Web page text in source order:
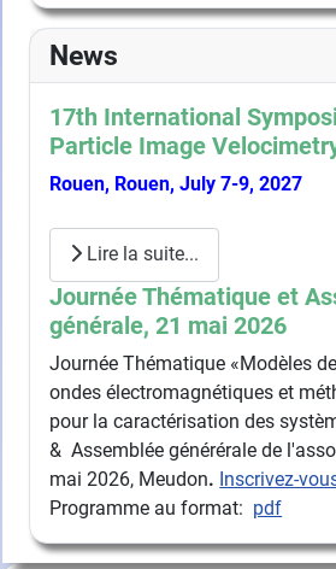
News
17th International
Particle Image
Rouen, Rouen, July 7-9, 2027
Lire la suite...
Journée Thématique et
générale, 21 mai 2026
Journée Thématique «Modèles
ondes électromagnétiques et
pour la caractérisation des
& Assemblée générérale de
mai 2026, Meudon. Inscrivez-
Programme au format: pdf